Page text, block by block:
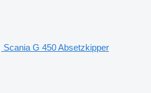
Scania G 450 Absetzkipper